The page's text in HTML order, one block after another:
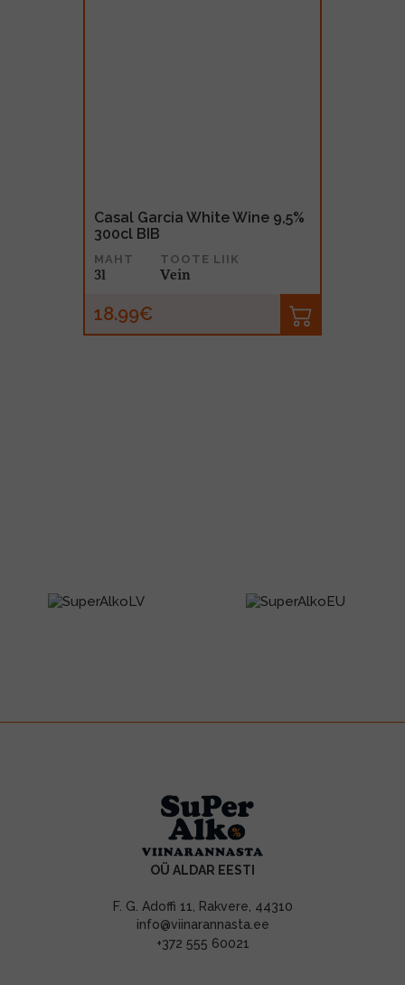
Casal Garcia White Wine 9,5%
300cl BIB
MAHT
3l
TOOTE LIIK
Vein
18.99€
OÜ ALDAR EESTI
F. G. Adoffi 11, Rakvere, 44310
info@viinarannasta.ee
+372 555 60021